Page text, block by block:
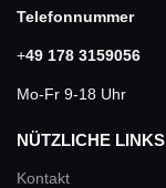
Telefonnummer
+49 178 3159056
Mo-Fr 9-18 Uhr
NÜTZLICHE LINKS
Kontakt